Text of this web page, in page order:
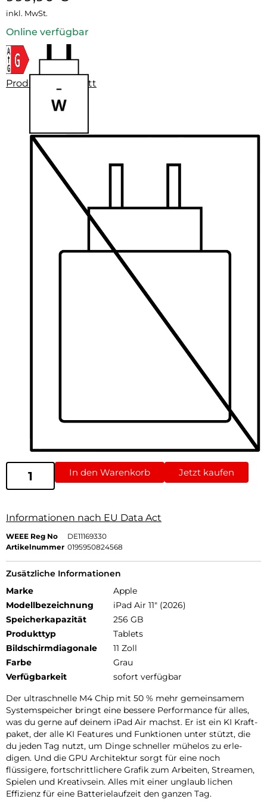
inkl. MwSt.
Online verfügbar
Produktdatenblatt
In den Warenkorb Jetzt kaufen
Informationen nach EU Data Act
WEEE Reg No
DE11169330
Artikelnummer 0195950824568
Zusätzliche Informationen
Marke
Apple
Modellbezeichnung
iPad Air 11" (2026)
Speicherkapazität
256 GB
Produkttyp
Tablets
Bildschirmdiagonale
11 Zoll
Farbe
Grau
Verfügbarkeit
sofort verfügbar
Der ultra­schnelle M4 Chip mit 50 % mehr gemein­samem
Systemspeicher bringt eine bessere Per­for­mance für alles,
was du gerne auf deinem iPad Air machst. Er ist ein KI Kraft­
paket, der alle KI Features und Funk­tionen unter stützt, die
du jeden Tag nutzt, um Dinge schneller mühelos zu erle­
digen. Und die GPU Archi­tektur sorgt für eine noch
flüssigere, fort­schritt­lichere Grafik zum Arbeiten, Streamen,
Spielen und Kreativ­sein. Alles mit einer unglaub lichen
Effizienz für eine Batterie­laufzeit den ganzen Tag.